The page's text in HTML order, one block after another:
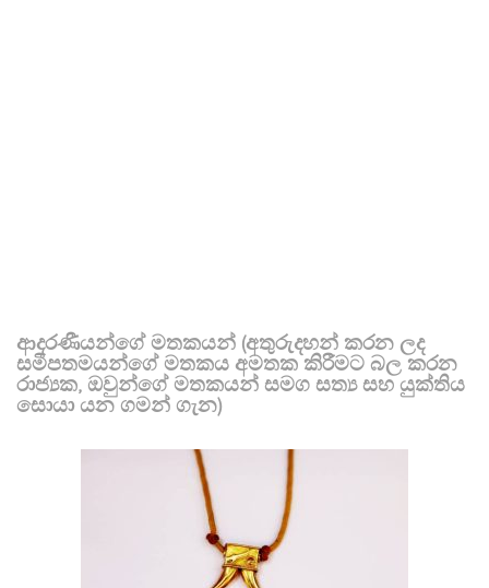
ආදරණීයන්ගේ මතකයන් (අතුරුදහන් කරන ලද
සමීපතමයන්ගේ මතකය අමතක කිරීමට බල කරන
රාජ්‍යක, ඔවුන්ගේ මතකයන් සමග සත්‍ය සහ යුක්තිය
සොයා යන ගමන් ගැන)